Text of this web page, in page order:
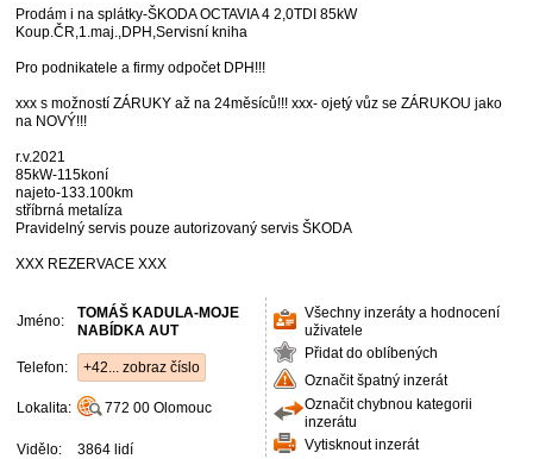
Prodám i na splátky-ŠKODA OCTAVIA 4 2,0TDI 85kW
Koup.ČR,1.maj.,DPH,Servisní kniha
Pro podnikatele a firmy odpočet DPH!!!
xxx s možností ZÁRUKY až na 24měsíců!!! xxx- ojetý vůz se ZÁRUKOU jako
na NOVÝ!!!
r.v.2021
85kW-115koní
najeto-133.100km
stříbrná metalíza
Pravidelný servis pouze autorizovaný servis ŠKODA
XXX REZERVACE XXX
Jméno:
TOMÁŠ KADULA-MOJE
NABÍDKA AUT
Telefon: +42... zobraz číslo
Lokalita: 772 00 Olomouc
Vidělo: 3864 lidí
Všechny inzeráty a hodnocení
uživatele
Přidat do oblíbených
Označit špatný inzerát
Označit chybnou kategorii
inzerátu
Vytisknout inzerát